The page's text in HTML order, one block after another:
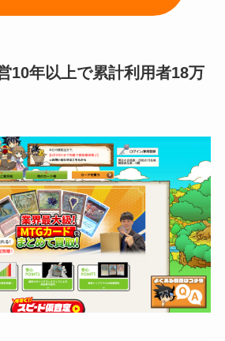
10年以上で累計利用者18万